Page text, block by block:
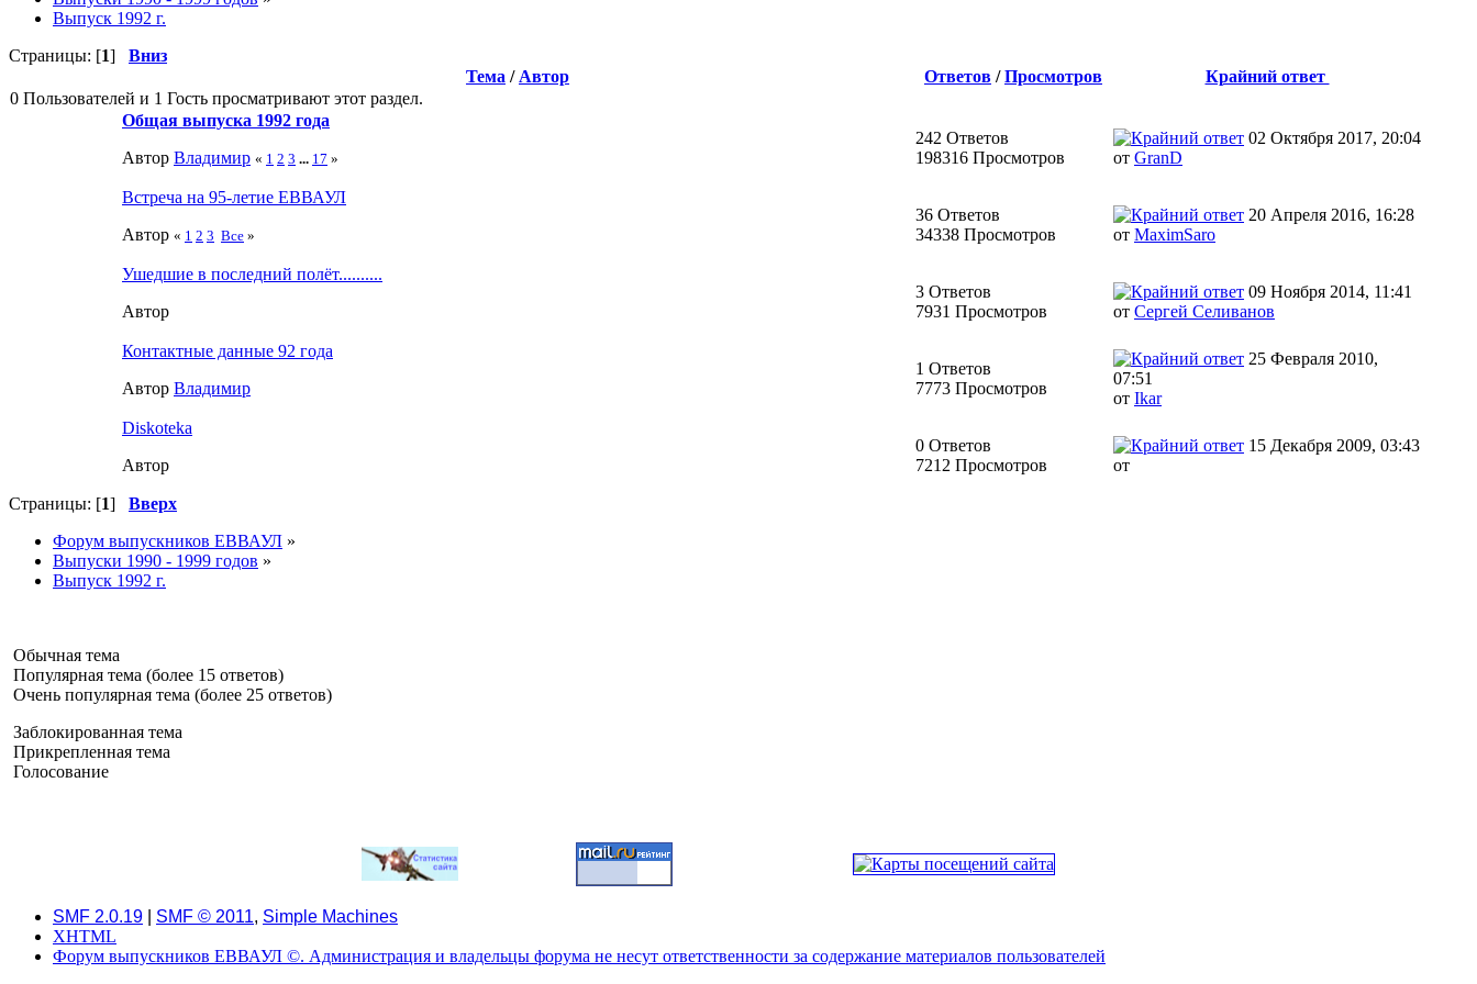
Выпуск 1992 г.
Страницы: [1] Вниз
Тема / Автор Ответов /Просмотров
Крайний ответ
0 Пользователей и 1 Гость просматривают этот раздел.
Общая выпуска 1992 года
Автор Влaдимир « 1 2 3 ... 17 »
242 Ответов
198316 Просмотров
02 Октября 2017, 20:04
от GranD
Встреча на 95-летие ЕВВАУЛ
Автор « 1 2 3 Все »
36 Ответов
34338 Просмотров
20 Апреля 2016, 16:28
от MaximSaro
Ушедшие в последний полёт..........
Автор
3 Ответов
7931 Просмотров
09 Ноября 2014, 11:41
от Сергей Селиванов
Контактные данные 92 года
Автор Влaдимир
1 Ответов
7773 Просмотров
25 Февраля 2010,
07:51
от Ikar
Diskoteka
Автор
0 Ответов
7212 Просмотров
15 Декабря 2009, 03:43
от
Страницы: [1] Вверх
Форум выпускников ЕВВАУЛ »
Выпуски 1990 - 1999 годов »
Выпуск 1992 г.
Обычная тема
Популярная тема (более 15 ответов)
Очень популярная тема (более 25 ответов)
Заблокированная тема
Прикрепленная тема
Голосование
SMF 2.0.19 SMF © 2011, Simple Machines
XHTML
Форум выпускников ЕВВАУЛ ©. Администрация и владельцы форума не несут ответственности за содержание материалов пользователей